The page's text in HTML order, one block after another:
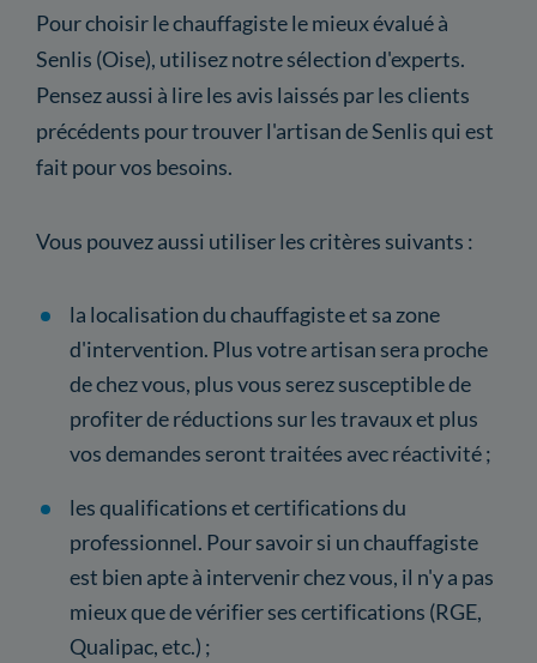
Pour choisir le chauffagiste le mieux évalué à
Senlis (Oise), utilisez notre sélection d'experts.
Pensez aussi à lire les avis laissés par les clients
précédents pour trouver l'artisan de Senlis qui est
fait pour vos besoins.
Vous pouvez aussi utiliser les critères suivants :
la localisation du chauffagiste et sa zone
d'intervention. Plus votre artisan sera proche
de chez vous, plus vous serez susceptible de
profiter de réductions sur les travaux et plus
vos demandes seront traitées avec réactivité ;
les qualifications et certifications du
professionnel. Pour savoir si un chauffagiste
est bien apte à intervenir chez vous, il n'y a pas
mieux que de vérifier ses certifications (RGE,
Qualipac, etc.) ;